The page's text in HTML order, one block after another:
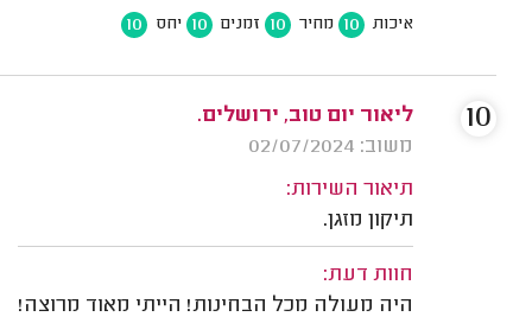
איכות 10 מחיר 10 זמנים 10 יחס 10
ליאור יום טוב, ירושלים.
משוב: 02/07/2024
תיאור השירות:
תיקון מזגן.
חוות דעת:
היה מעולה מכל הבחינות! הייתי מאוד מרוצה!
10